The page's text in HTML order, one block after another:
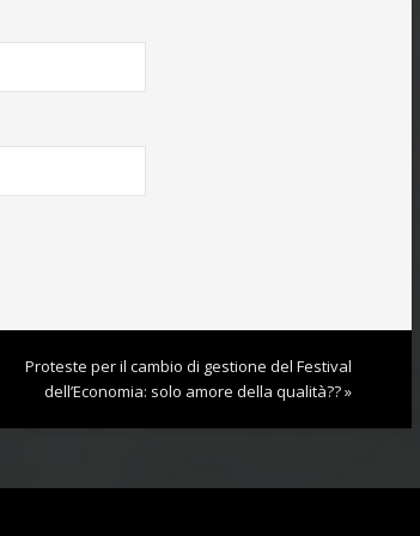
Proteste per il cambio di gestione del Festival
dell’Economia: solo amore della qualità?? »